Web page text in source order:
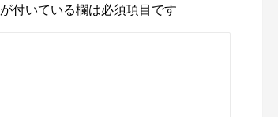
が付いている欄は必須項目です